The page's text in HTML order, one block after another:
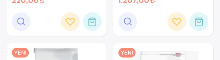
Yavru Köpek Ödül Maması
YENI YENI